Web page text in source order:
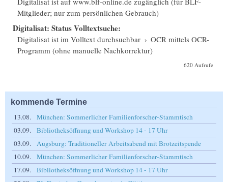
Mitglieder; nur zum persönlichen Gebrauch)
Digitalisat: Status Volltextsuche:
Digitalisat ist im Volltext durchsuchbar › OCR mittels OCR-
Programm (ohne manuelle Nachkorrektur)
620 Aufrufe
kommende Termine
13.08.
München: Sommerlicher Familienforscher-Stammtisch
03.09.
Bibliotheksöffnung und Workshop 14 - 17 Uhr
03.09.
Augsburg: Traditioneller Arbeitsabend mit Brotzeitspende
10.09.
München: Sommerlicher Familienforscher-Stammtisch
17.09.
Bibliotheksöffnung und Workshop 14 - 17 Uhr